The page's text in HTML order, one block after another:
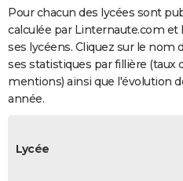
COPAINS D'AVANT
S'inscrire
Se connecter
Lycées
Collèges
Primaires
Universités
Entreprises
Service militaire
Avis de recherche
AVIS DE DÉCÈS
FORUM
Bricolage
Lifestyle
Culture
Sport
Auto
Television
Voyage
Cinema
Pour chacun des lycées sont
calculée par Linternaute.com et
ses lycéens. Cliquez sur le nom
ses statistiques par fillière (taux
mentions) ainsi que l'évolution
année.
Lycée